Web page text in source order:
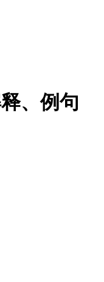
、例句